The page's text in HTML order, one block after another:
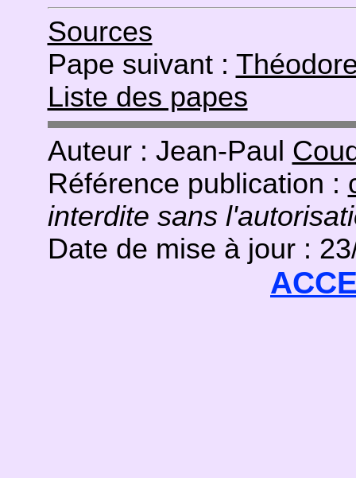
Sources
Pape suivant :
Liste des papes
Auteur : Jean-Paul
Référence publication :
interdite sans
Date de mise à jour :